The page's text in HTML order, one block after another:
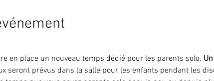
en place un nouveau temps dédié pour les parents solo.
seront prévus dans la salle pour les enfants pendant les